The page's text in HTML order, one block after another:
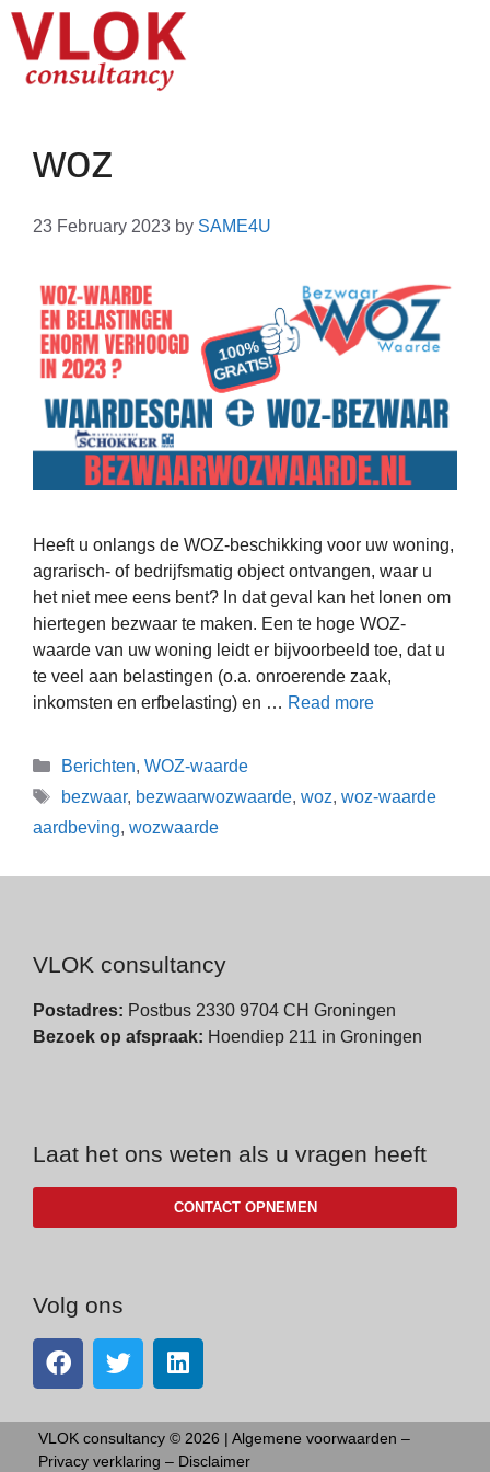
woz
23 February 2023 by SAME4U
Heeft u onlangs de WOZ-beschikking voor uw woning,
agrarisch- of bedrijfsmatig object ontvangen, waar u
het niet mee eens bent? In dat geval kan het lonen om
hiertegen bezwaar te maken. Een te hoge WOZ-
waarde van uw woning leidt er bijvoorbeeld toe, dat u
te veel aan belastingen (o.a. onroerende zaak,
inkomsten en erfbelasting) en … Read more
Berichten, WOZ-waarde
bezwaar, bezwaarwozwaarde, woz, woz-waarde
aardbeving, wozwaarde
VLOK consultancy
Postadres: Postbus 2330 9704 CH Groningen
Bezoek op afspraak: Hoendiep 211 in Groningen
Laat het ons weten als u vragen heeft
CONTACT OPNEMEN
Volg ons
VLOK consultancy © 2026 | Algemene voorwaarden –
Privacy verklaring – Disclaimer